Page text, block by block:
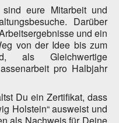
eure Mitarbeit und
Darüber
und ein
von der Idee bis zum
als Gleichwertige
pro Halbjahr
Du ein Zertifikat, dass
Holstein“ ausweist und
als Nachweis für Deine